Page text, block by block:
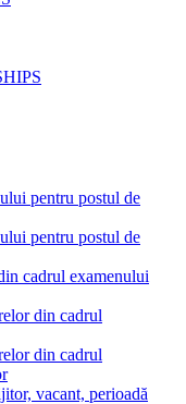
pentru postul de
pentru postul de
cadrul examenului
din cadrul
din cadrul
vacant, perioadă